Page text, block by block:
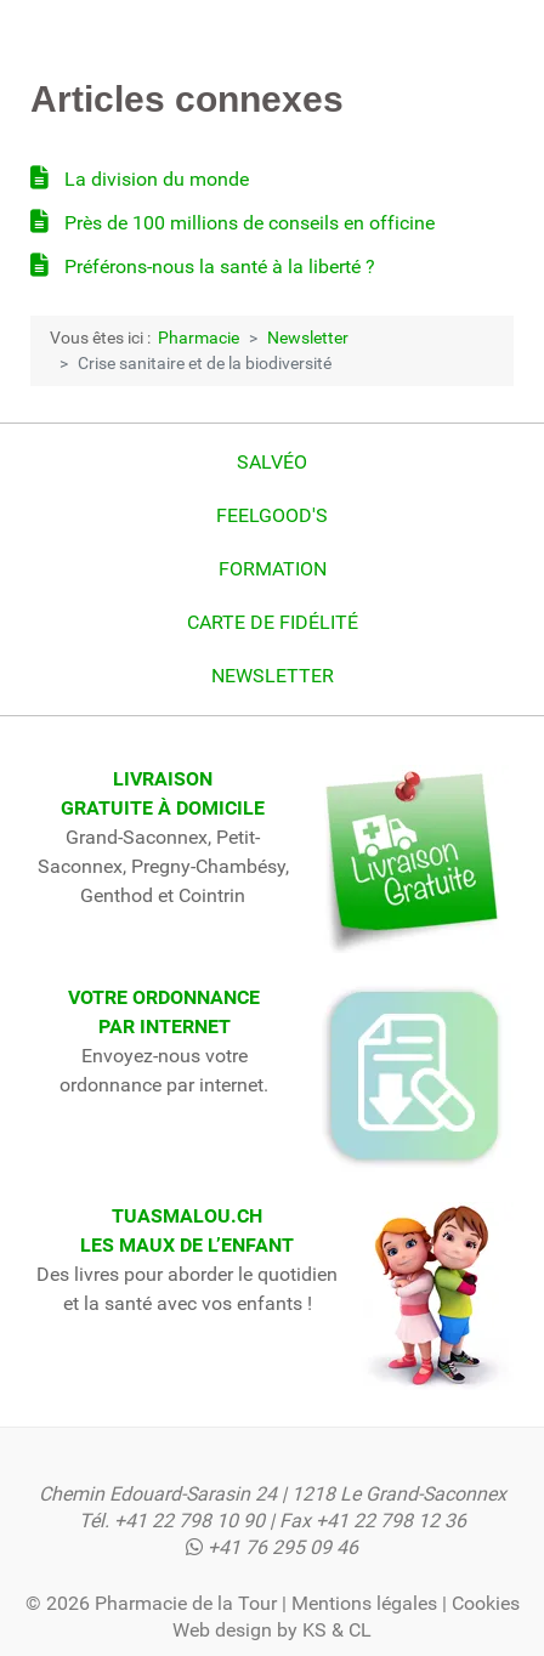
Articles connexes
La division du monde
Près de 100 millions de conseils en officine
Préférons-nous la santé à la liberté ?
Vous êtes ici : Pharmacie
Newsletter
Crise sanitaire et de la biodiversité
SALVÉO
FEELGOOD'S
FORMATION
CARTE DE FIDÉLITÉ
NEWSLETTER
LIVRAISON
GRATUITE À DOMICILE
Grand-Saconnex, Petit-
Saconnex, Pregny-Chambésy,
Genthod et Cointrin
VOTRE ORDONNANCE
PAR INTERNET
Envoyez-nous votre
ordonnance par internet.
TUASMALOU.CH
LES MAUX DE L’ENFANT
Des livres pour aborder le quotidien
et la santé avec vos enfants !
Chemin Edouard-Sarasin 24 | 1218 Le Grand-Saconnex
Tél. +41 22 798 10 90| Fax +41 22 798 12 36
+41 76 295 09 46
© 2026 Pharmacie de la Tour | Mentions légales| Cookies
Web design by KS & CL